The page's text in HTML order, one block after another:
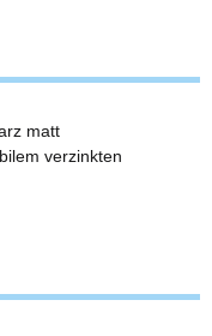
matt
verzinkten